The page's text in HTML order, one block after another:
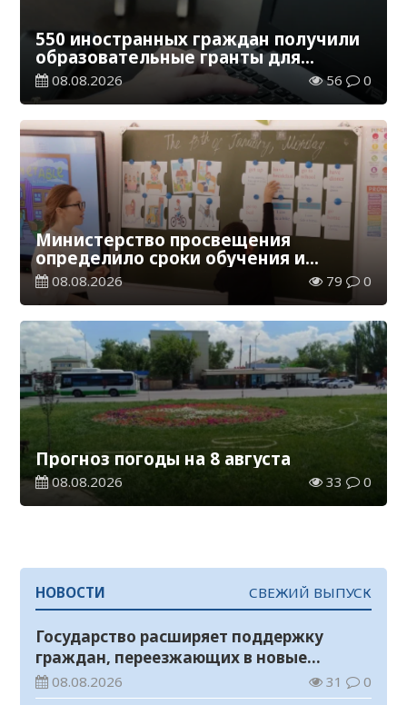
550 иностранных граждан получили
образовательные гранты для
обучения в Казахстане
08.08.2026 56 0
Министерство просвещения
определило сроки обучения и
каникул на 2026-2027 учебный год
08.08.2026 79 0
Прогноз погоды на 8 августа
08.08.2026 33 0
НОВОСТИ СВЕЖИЙ ВЫПУСК
Государство расширяет поддержку
граждан, переезжающих в новые
регионы для работы
08.08.2026 31 0